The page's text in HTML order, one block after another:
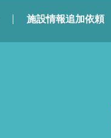
施設情報追加依頼